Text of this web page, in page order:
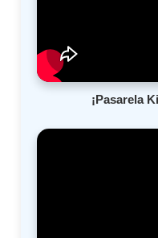
¡Pasarela